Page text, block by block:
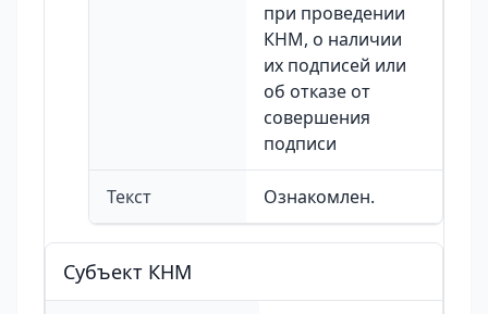
при проведении
КНМ, о наличии
их подписей или
об отказе от
совершения
подписи
Текст Ознакомлен.
Cубъект КНМ